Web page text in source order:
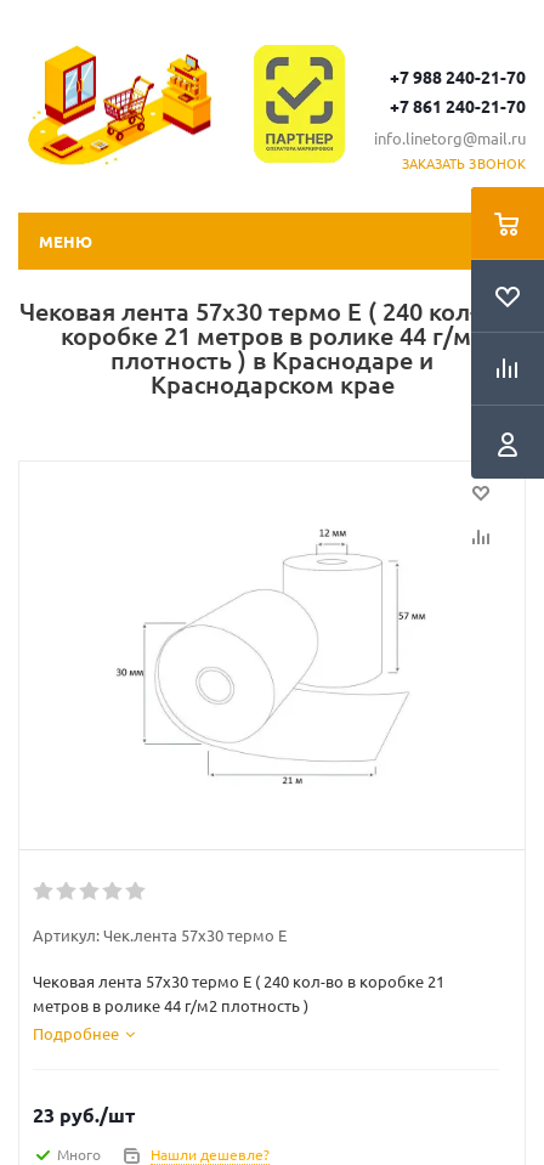
+7 988 240-21-70
+7 861 240-21-70
info.linetorg@mail.ru
ЗАКАЗАТЬ ЗВОНОК
МЕНЮ
Чековая лента 57х30 термо Е ( 240 кол-во в
коробке 21 метров в ролике 44 г/м2
плотность ) в Краснодаре и
Краснодарском крае
Артикул:Чек.лента 57х30 термо Е
Чековая лента 57х30 термо Е ( 240 кол-во в коробке 21
метров в ролике 44 г/м2 плотность )
Подробнее
23 руб./шт
Много Нашли дешевле?